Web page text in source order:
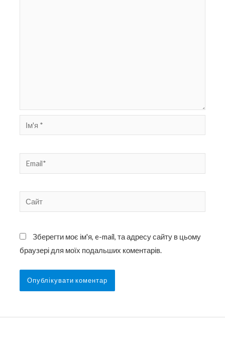
Ім'я
*
Email*
Сайт
Зберегти моє ім'я, e-mail, та адресу сайту в цьому
браузері для моїх подальших коментарів.